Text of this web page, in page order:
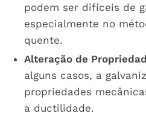
podem ser difíceis de
especialmente no
quente.
Alteração de
alguns casos, a
propriedades
a ductilidade.